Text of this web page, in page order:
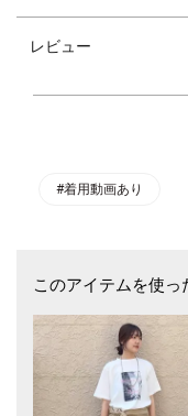
■デザイン
ボトムにインでもアウト
セルロースと合わせるこ
使用している麻はヨーロ
上品な光沢感と適度なハ
吸湿性、放湿性があるの
■コーディネート
レビュー
#着用動画あり
このアイテムを使っ